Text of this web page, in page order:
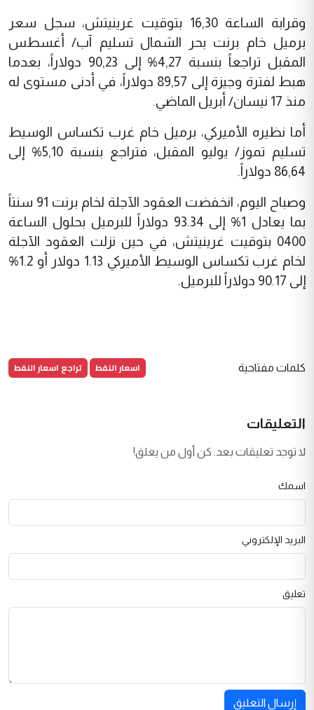
وقرابة الساعة 16,30 بتوقيت غرينيتش، سجل سعر
برميل خام برنت بحر الشمال تسليم آب/ أغسطس
المقبل تراجعاً بنسبة 4,27% إلى 90,23 دولاراً، بعدما
هبط لفترة وجيزة إلى 89,57 دولاراً، في أدنى مستوى له
منذ 17 نيسان/ أبريل الماضي.
أما نظيره الأميركي، برميل خام غرب تكساس الوسيط
تسليم تموز/ يوليو المقبل، فتراجع بنسبة 5,10% إلى
86,64 دولاراً.
وصباح اليوم، انخفضت العقود الآجلة لخام برنت 91 سنتاً
بما يعادل 1% إلى 93.34 دولاراً للبرميل بحلول الساعة
0400 بتوقيت غرينيتش، في حين نزلت العقود الآجلة
لخام غرب تكساس الوسيط الأميركي 1.13 دولار أو 1.2%
إلى 90.17 دولاراً للبرميل.
كلمات مفتاحية اسعار النفط تراجع اسعار النفط
التعليقات
لا توجد تعليقات بعد. كن أول من يعلق!
اسمك
البريد الإلكتروني
تعليق
إرسال التعليق